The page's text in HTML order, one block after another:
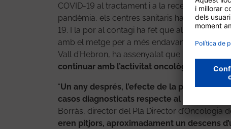
COVID-19 al tractament i a la recerca del
pandèmia, els centres sanitaris han dedicat
19. I la por al contagi ha fet que algunes
amb el metge per a més endavant. En aquest
Vall d’Hebron, ha assenyalat que “
continuar amb l’activitat oncològica
“Un any després, l’efecte de la pandèmia
casos diagnosticats respecte al 2019 en el
Borràs, director del Pla Director d’Oncologia
eren pitjors, aproximadament un descens